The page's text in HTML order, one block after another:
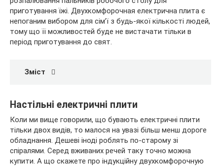
приготування їжі. Двухкомфорочная електрична плита є
непоганим вибором для сім’ї з будь-якої кількості людей,
тому що її можливостей буде не вистачати тільки в
період приготування до свят.
Зміст
Настільні електричні плити
Коли ми вище говорили, що бувають електричні плити
тільки двох видів, то малося на увазі більш менш дороге
обладнання. Дешеві іноді роблять по-старому зі
спіралями. Серед вживаних речей таку точно можна
купити. А що скажете про індукційну двухкомфорочную